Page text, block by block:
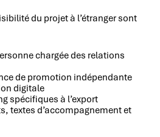
du projet à l’étranger sont
chargée des relations
de promotion indépendante
digitale
spécifiques à l’export
textes d’accompagnement et